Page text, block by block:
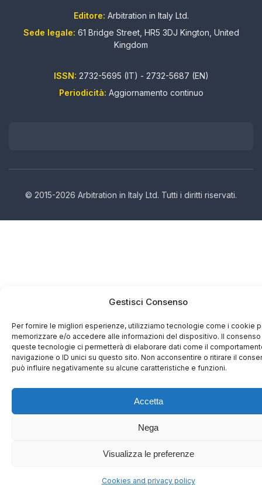
Gestisci Consenso
Per fornire le migliori esperienze, utilizziamo tecnologie come i cookie
memorizzare e/o accedere alle informazioni del dispositivo. Il consenso
queste tecnologie ci permetterà di elaborare dati come il
navigazione o ID unici su questo sito. Non acconsentire o ritirare il
può influire negativamente su alcune caratteristiche e funzioni.
Accetta
Nega
Visualizza le preferenze
Cookies and privacy policy
Editore: Arbitration in Italy Ltd.
Sede legale: 61 Bridge Street, HR5 3DJ Kington, United
Kingdom
ISSN: 2732-5695 (IT) - 2732-5687 (EN)
Periodicità: Aggiornamento continuo
© 2015-2026 Arbitration in Italy Ltd. Tutti i diritti riservati.